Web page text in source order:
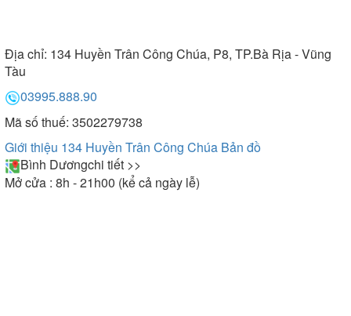
Địa chỉ: 134 Huyền Trân Công Chúa, P8, TP.Bà Rịa - Vũng
Tàu
03995.888.90
Mã số thuế: 3502279738
Giới thiệu 134 Huyền Trân Công Chúa Bản đồ
Bình Dươngchi tiết >>
Mở cửa : 8h - 21h00 (kể cả ngày lễ)